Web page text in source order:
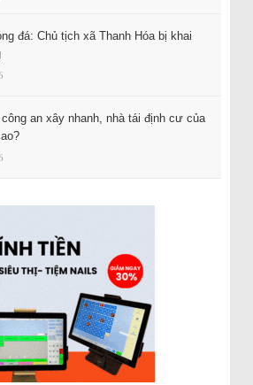
đá: Chủ tịch xã Thanh Hóa bị khai
công an xây nhanh, nhà tái định cư của